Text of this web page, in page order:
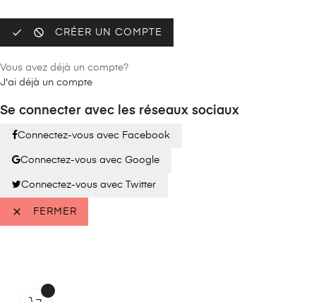
  CRÉER UN COMPTE
Vous avez déjà un compte?
J'ai déjà un compte
Se connecter avec les réseaux sociaux
Connectez-vous avec Facebook
Connectez-vous avec Google
Connectez-vous avec Twitter
 FERMER